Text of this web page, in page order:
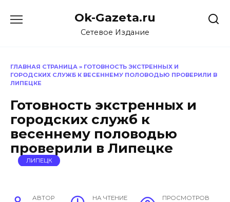
Ok-Gazeta.ru
Сетевое Издание
ГЛАВНАЯ СТРАНИЦА » ГОТОВНОСТЬ ЭКСТРЕННЫХ И
ГОРОДСКИХ СЛУЖБ К ВЕСЕННЕМУ ПОЛОВОДЬЮ ПРОВЕРИЛИ В
ЛИПЕЦКЕ
Готовность экстренных и
городских служб к
весеннему половодью
проверили в Липецке
ЛИПЕЦК
АВТОР НА ЧТЕНИЕ ПРОСМОТРОВ